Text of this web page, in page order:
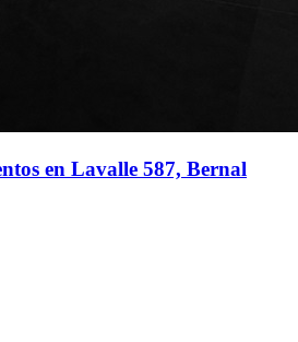
en Lavalle 587, Bernal